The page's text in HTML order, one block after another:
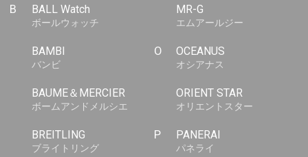
B BALL Watch
ボールウォッチ
BAMBI
バンビ
BAUME＆MERCIER
ボームアンドメルシエ
BREITLING
ブライトリング
MR-G
エムアールジー
O OCEANUS
オシアナス
ORIENT STAR
オリエントスター
P PANERAI
パネライ